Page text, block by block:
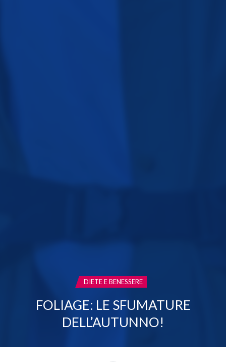
CATEGORIA:
DIETE E BENESSERE
FOLIAGE: LE SFUMATURE
DELL’AUTUNNO!